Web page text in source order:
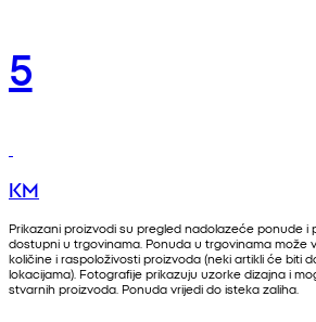
5
KM
Prikazani proizvodi su pregled nadolazeće ponude
dostupni u trgovinama. Ponuda u trgovinama može
količine i raspoloživosti proizvoda (neki artikli će biti
lokacijama). Fotografije prikazuju uzorke dizajna i
stvarnih proizvoda. Ponuda vrijedi do isteka zaliha.